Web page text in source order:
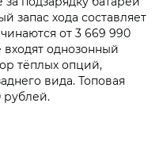
запас хода составляет
от 3 669 990
однозонный
тёплых опций,
вида. Топовая
рублей.